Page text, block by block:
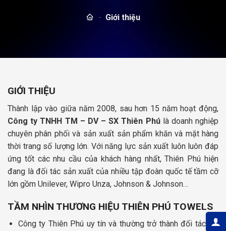
- Giới thiệu
GIỚI THIỆU
Thành lập vào giữa năm 2008, sau hơn 15 năm hoạt động,
Công ty TNHH TM – DV – SX Thiên Phúlà doanh nghiệp
chuyên phân phối và sản xuất sản phẩm khăn và mặt hàng
thời trang số lượng lớn. Với năng lực sản xuất luôn luôn đáp
ứng tốt các nhu cầu của khách hàng nhất, Thiên Phú hiện
đang là đối tác sản xuất của nhiều tập đoàn quốc tế tầm cỡ
lớn gồm Unilever, Wipro Unza, Johnson & Johnson…
TẦM NHÌN THƯƠNG HIỆU THIÊN PHÚ TOWELS
Công ty Thiên Phú uy tín và thường trở thành đối tác lâu